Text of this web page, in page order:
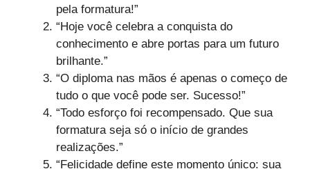
pela formatura!”
“Hoje você celebra a conquista do
conhecimento e abre portas para um futuro
brilhante.”
“O diploma nas mãos é apenas o começo de
tudo o que você pode ser. Sucesso!”
“Todo esforço foi recompensado. Que sua
formatura seja só o início de grandes
realizações.”
“Felicidade define este momento único: sua